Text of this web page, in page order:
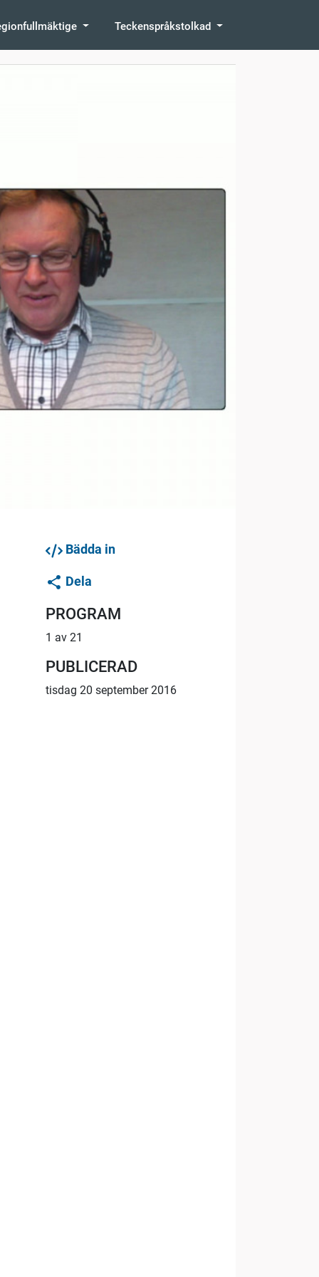
Teckenspråkstolkad
Bädda in
Dela
PROGRAM
1 av 21
PUBLICERAD
tisdag 20 september 2016